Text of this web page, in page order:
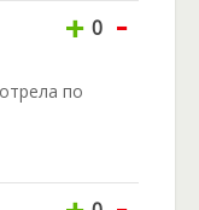
+ 0 -
по